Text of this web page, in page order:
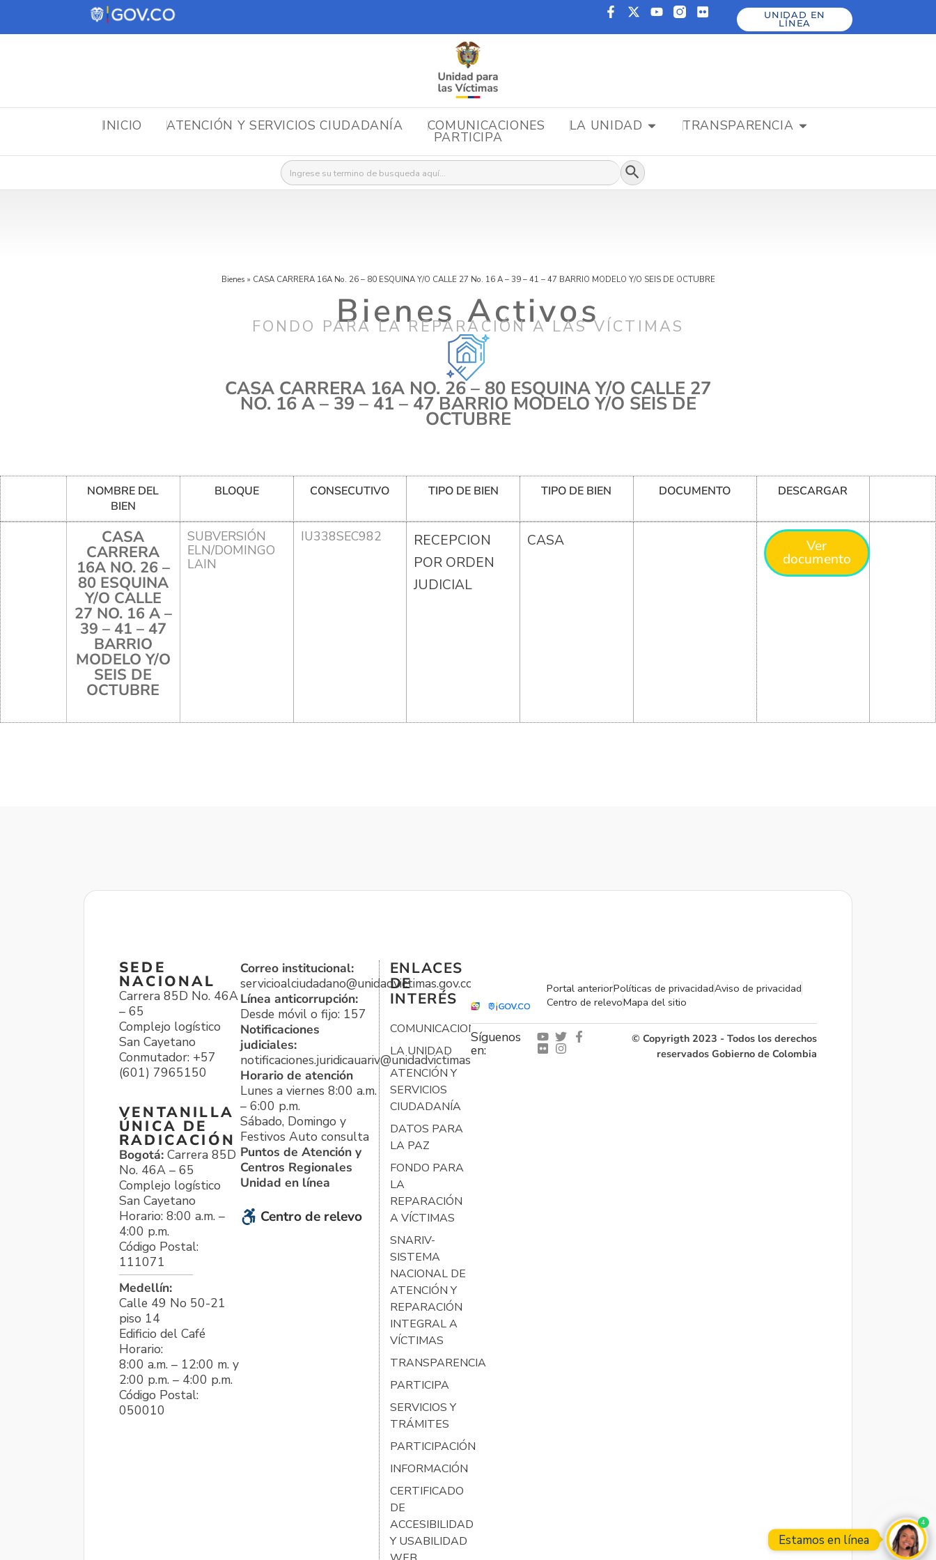
UNIDAD EN
LÍNEA
INICIO ATENCIÓN Y SERVICIOS CIUDADANÍA COMUNICACIONES LA UNIDAD TRANSPARENCIA
PARTICIPA
Buscar: Botón de búsqueda
Bienes » CASA CARRERA 16A No. 26 – 80 ESQUINA Y/O CALLE 27 No. 16 A – 39 – 41 – 47 BARRIO MODELO Y/O SEIS DE OCTUBRE
Bienes Activos
FONDO PARA LA REPARACIÓN A LAS VÍCTIMAS
CASA CARRERA 16A NO. 26 – 80 ESQUINA Y/O CALLE 27
NO. 16 A – 39 – 41 – 47 BARRIO MODELO Y/O SEIS DE
OCTUBRE
NOMBRE DEL
BIEN
BLOQUE CONSECUTIVO TIPO DE BIEN TIPO DE BIEN DOCUMENTO DESCARGAR
CASA
CARRERA
16A NO. 26 –
80 ESQUINA
Y/O CALLE
27 NO. 16 A –
39 – 41 – 47
BARRIO
MODELO Y/O
SEIS DE
OCTUBRE
SUBVERSIÓN
ELN/DOMINGO
LAIN
IU338SEC982
RECEPCION
POR ORDEN
JUDICIAL
CASA Ver
documento
SEDE
NACIONAL
Carrera 85D No. 46A
– 65
Complejo logístico
San Cayetano
Conmutador: +57
(601) 7965150
VENTANILLA
ÚNICA DE
RADICACIÓN
Bogotá: Carrera 85D
No. 46A – 65
Complejo logístico
San Cayetano
Horario: 8:00 a.m. –
4:00 p.m.
Código Postal:
111071
Medellín:
Calle 49 No 50-21
piso 14
Edificio del Café
Horario:
8:00 a.m. – 12:00 m. y
2:00 p.m. – 4:00 p.m.
Código Postal:
050010
Correo institucional:
servicioalciudadano@unidadvictimas.gov.co
Línea anticorrupción:
Desde móvil o fijo: 157
Notificaciones
judiciales:
notificaciones.juridicauariv@unidadvictimas.gov.co
Horario de atención
Lunes a viernes 8:00 a.m.
– 6:00 p.m.
Sábado, Domingo y
Festivos Auto consulta
Puntos de Atención y
Centros Regionales
Unidad en línea
Centro de relevo
ENLACES
DE
INTERÉS
COMUNICACIONES
LA UNIDAD
ATENCIÓN Y
SERVICIOS
CIUDADANÍA
DATOS PARA
LA PAZ
FONDO PARA
LA
REPARACIÓN
A VÍCTIMAS
SNARIV-
SISTEMA
NACIONAL DE
ATENCIÓN Y
REPARACIÓN
INTEGRAL A
VÍCTIMAS
TRANSPARENCIA
PARTICIPA
SERVICIOS Y
TRÁMITES
PARTICIPACIÓN
INFORMACIÓN
CERTIFICADO
DE
ACCESIBILIDAD
Y USABILIDAD
Portal anteriorPolíticas de privacidadAviso de privacidad
Centro de relevoMapa del sitio
Síguenos
en:
© Copyrigth 2023 - Todos los derechos
reservados Gobierno de Colombia
Estamos en línea
4